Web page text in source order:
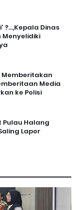
?...,Kepala Dinas
Memberitakan
Media
ke Polisi
Pulau Halang
Lapor